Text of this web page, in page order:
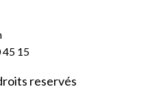
45 15
reservés